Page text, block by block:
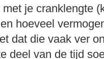
met je cranklengte
hoeveel
dat die vaak ver
deel van de tijd